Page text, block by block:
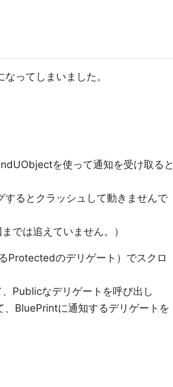
ってしまいました。
を使って通知を受け取る
るとクラッシュして動きませんで
では追えていません。）
Protectedのデリゲート）でスクロ
Publicなデリゲートを呼び出し
BluePrintに通知するデリゲートを